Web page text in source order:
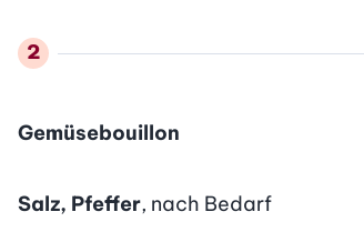
Gemüsebouillon
Salz, Pfeffer, nach Bedarf